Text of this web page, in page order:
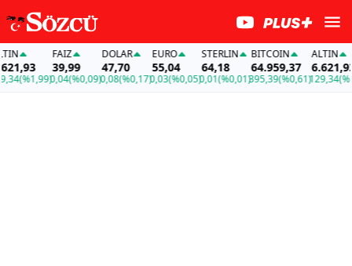
(%1,99)
FAİZ
39,99
0,04(%0,09)
DOLAR
47,70
0,08(%0,17)
EURO
55,04
0,03(%0,05)
STERLIN
64,18
0,01(%0,01)
BITCOIN
64.959,37
395,39(%0,61)
ALTIN
6.621,93
129,34